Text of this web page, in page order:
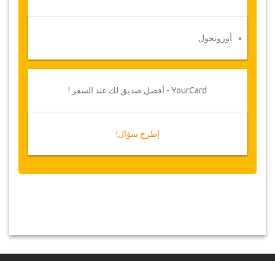
أوزونجول
YourCard - أفضل صديق لك عند السفر !
إطرح سؤال!